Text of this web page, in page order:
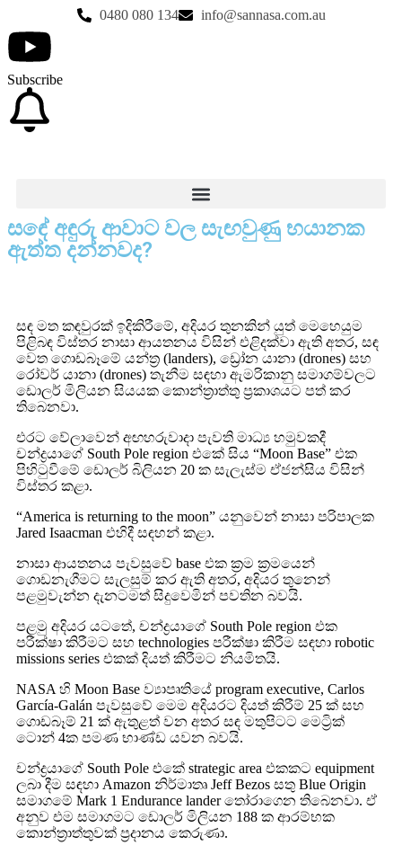
0480 080 134 info@sannasa.com.au
Subscribe
සඳේ අඳුරු ආවාට වල සැඟවුණු භයානක
ඇත්ත දන්නවද?
සඳ මත කඳවුරක් ඉදිකිරීමේ, අදියර තුනකින් යුත් මෙහෙයුම
පිළිබඳ විස්තර නාසා ආයතනය විසින් එළිදක්වා ඇති අතර, සඳ
වෙත ගොඩබෑමේ යන්ත්‍ර (landers), ඩ්‍රෝන යානා (drones) සහ
රෝවර් යානා (drones) තැනීම සඳහා ඇමරිකානු සමාගම්වලට
ඩොලර් මිලියන සියයක කොන්ත්‍රාත්තු ප්‍රකාශයට පත් කර
තිබෙනවා.
එරට වේලාවෙන් අඟහරුවාදා පැවති මාධ්‍ය හමුවකදී
චන්ද්‍රයාගේ South Pole region එකේ සිය “Moon Base” එක
පිහිටුවීමේ ඩොලර් බිලියන 20 ක සැලැස්ම ඒජන්සිය විසින්
විස්තර කළා.
“America is returning to the moon” යනුවෙන් නාසා පරිපාලක
Jared Isaacman එහිදී සඳහන් කළා.
නාසා ආයතනය පැවසුවේ base එක ක්‍රම ක්‍රමයෙන්
ගොඩනැගීමට සැලසුම් කර ඇති අතර, අදියර තුනෙන්
පළමුවැන්න දැනටමත් සිදුවෙමින් පවතින බවයි.
පළමු අදියර යටතේ, චන්ද්‍රයාගේ South Pole region එක
පරීක්ෂා කිරීමට සහ technologies පරීක්ෂා කිරීම සඳහා robotic
missions series එකක් දියත් කිරීමට නියමිතයි.
NASA හි Moon Base ව්‍යාපෘතියේ program executive, Carlos
García-Galán පැවසුවේ මෙම අදියරට දියත් කිරීම් 25 ක් සහ
ගොඩබෑම් 21 ක් ඇතුළත් වන අතර සඳ මතුපිටට මෙට්‍රික්
ටොන් 4ක පමණ භාණ්ඩ යවන බවයි.
චන්ද්‍රයාගේ South Pole එකේ strategic area එකකට equipment
ලබා දීම සඳහා Amazon නිර්මාතෘ Jeff Bezos සතු Blue Origin
සමාගමේ Mark 1 Endurance lander තෝරාගෙන තිබෙනවා. ඒ
අනුව එම සමාගමට ඩොලර් මිලියන 188 ක ආරම්භක
කොන්ත්‍රාත්තුවක් ප්‍රදානය කෙරුණා.